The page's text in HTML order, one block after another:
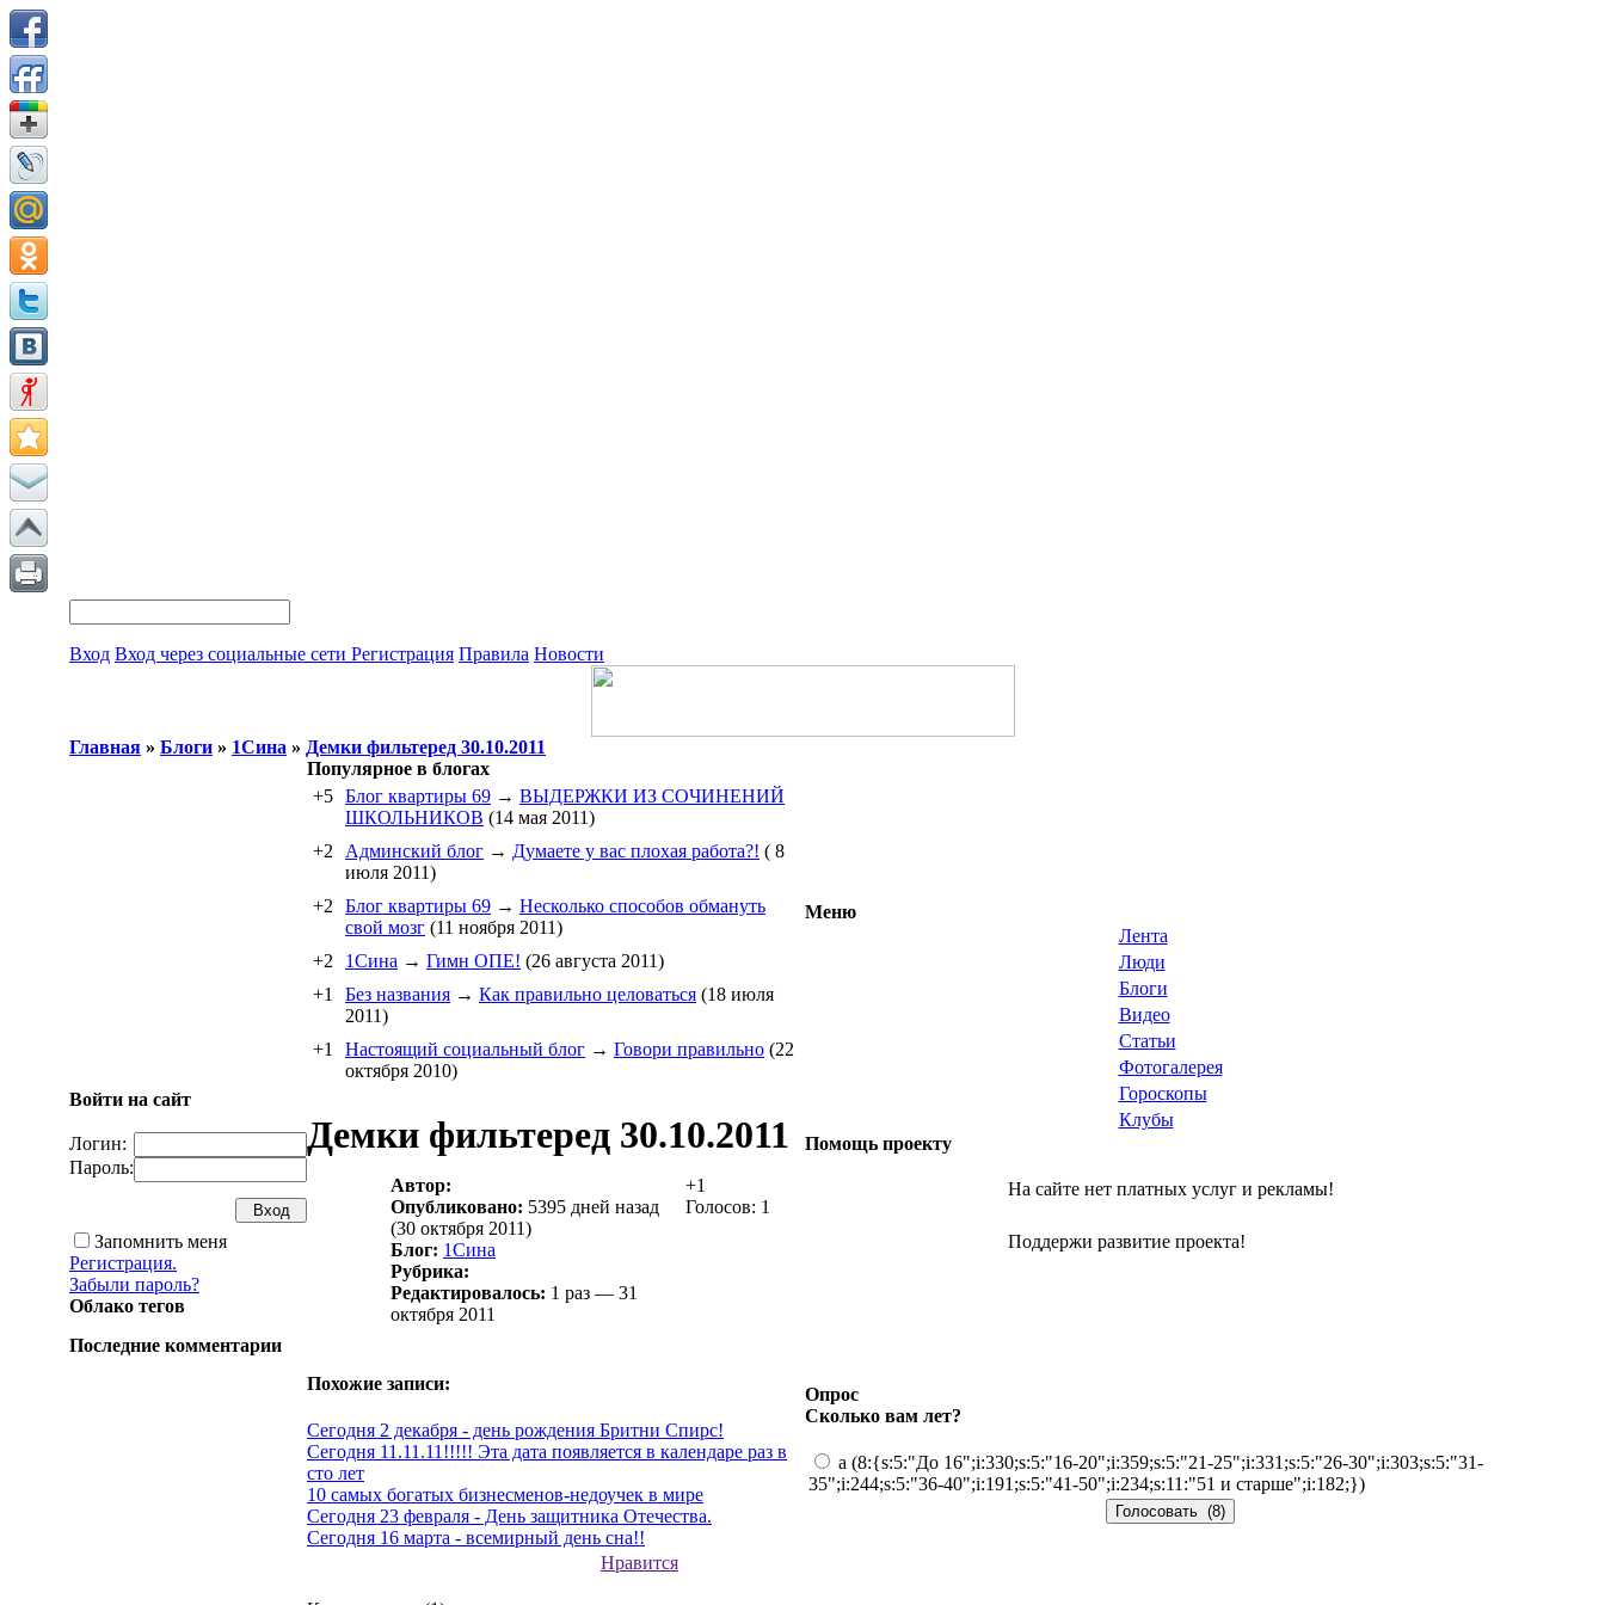
Вход Вход через социальные сети Регистрация Правила Новости
Главная » Блоги » 1Cина » Демки фильтеред 30.10.2011
Войти на сайт
Логин:
Пароль:
Запомнить меня
Регистрация.
Забыли пароль?
Облако тегов
Последние комментарии
Популярное в блогах
+5 Блог квартиры 69 → ВЫДЕРЖКИ ИЗ СОЧИНЕНИЙ
ШКОЛЬНИКОВ (14 мая 2011)
+2
Админский блог → Думаете у вас плохая работа?! ( 8
июля 2011)
+2
Блог квартиры 69 → Несколько способов обмануть
свой мозг (11 ноября 2011)
+2
1Cина → Гимн ОПЕ! (26 августа 2011)
+1
Без названия → Как правильно целоваться (18 июля
2011)
+1
Настоящий социальный блог → Говори правильно (22
октября 2010)
Демки фильтеред 30.10.2011
Автор:
Опубликовано: 5395 дней назад
(30 октября 2011)
Блог: 1Cина
Рубрика:
Редактировалось: 1 раз — 31
октября 2011
+1
Голосов: 1
Похожие записи:
Сегодня 2 декабря - день рождения Бритни Спирс!
Сегодня 11.11.11!!!!! Эта дата появляется в календаре раз в
сто лет
10 самых богатых бизнесменов-недоучек в мире
Сегодня 23 февраля - День защитника Отечества.
Сегодня 16 марта - всемирный день сна!!
Нравится
Меню
Лента
Люди
Блоги
Видео
Статьи
Фотогалерея
Гороскопы
Клубы
Помощь проекту
На сайте нет платных услуг и рекламы!
Поддержи развитие проекта!
Опрос
Сколько вам лет?
a (8:{s:5:"До 16";i:330;s:5:"16-20";i:359;s:5:"21-25";i:331;s:5:"26-30";i:303;s:5:"31-
35";i:244;s:5:"36-40";i:191;s:5:"41-50";i:234;s:11:"51 и старше";i:182;})